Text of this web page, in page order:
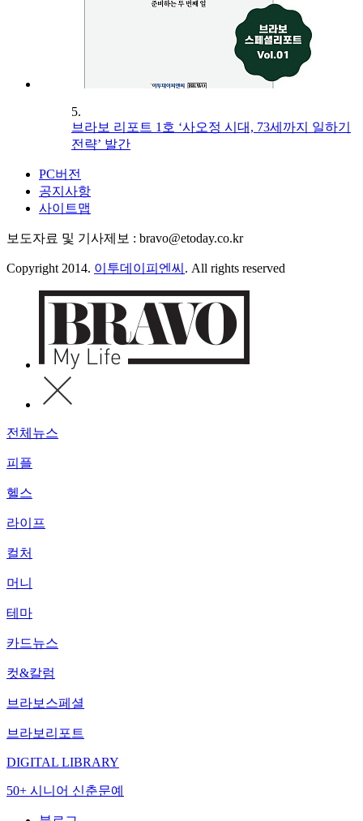
5.
브라보 리포트 1호 ‘사오정 시대, 73세까지 일하기
전략’ 발간
PC버전
공지사항
사이트맵
보도자료 및 기사제보 : bravo@etoday.co.kr
Copyright 2014. 이투데이피엔씨 . All rights reserved
전체뉴스
피플
헬스
라이프
컬처
머니
테마
카드뉴스
컷&칼럼
브라보스페셜
브라보리포트
DIGITAL LIBRARY
50+ 시니어 신춘문예